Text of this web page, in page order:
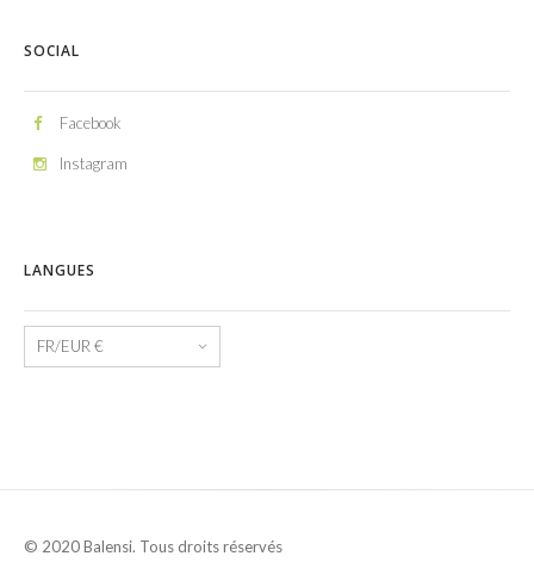
SOCIAL
Facebook
Instagram
LANGUES
Langues
© 2020 Balensi. Tous droits réservés